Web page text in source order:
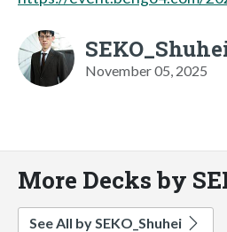
November 05, 2025
More Decks by
See All by SEKO_Shuhei